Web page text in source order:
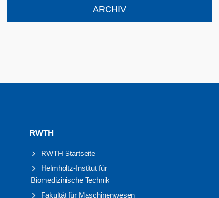
ARCHIV
RWTH
RWTH Startseite
Helmholtz-Institut für
Biomedizinische Technik
Fakultät für Maschinenwesen